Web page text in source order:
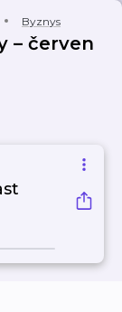
Byznys